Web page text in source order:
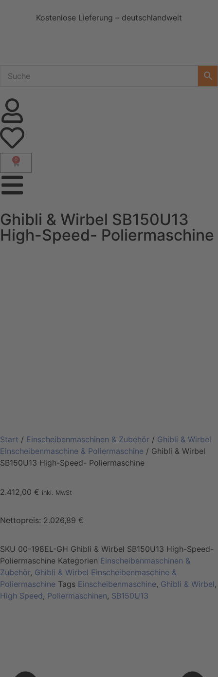
Kostenlose Lieferung – deutschlandweit
0
Ghibli & Wirbel SB150U13
High-Speed- Poliermaschine
Start / Einscheibenmaschinen & Zubehör / Ghibli & Wirbel
Einscheibenmaschine & Poliermaschine / Ghibli & Wirbel
SB150U13 High-Speed- Poliermaschine
2.412,00 € inkl. MwSt
Nettopreis: 2.026,89 €
SKU 00-198EL-GH Ghibli & Wirbel SB150U13 High-Speed-
Poliermaschine Kategorien Einscheibenmaschinen &
Zubehör, Ghibli & Wirbel Einscheibenmaschine &
Poliermaschine Tags Einscheibenmaschine, Ghibli & Wirbel,
High Speed, Poliermaschinen, SB150U13